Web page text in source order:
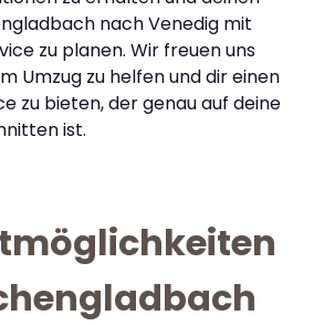
nach Venedig mit
zu planen. Wir freuen uns
Umzug zu helfen und dir einen
zu bieten, der genau auf deine
ist.